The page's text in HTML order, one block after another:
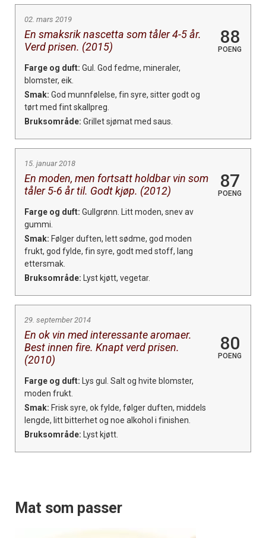
02. mars 2019
En smaksrik nascetta som tåler 4-5 år.
Verd prisen. (2015)
88
POENG
Farge og duft: Gul. God fedme, mineraler,
blomster, eik.
Smak: God munnfølelse, fin syre, sitter godt og
tørt med fint skallpreg.
Bruksområde: Grillet sjømat med saus.
15. januar 2018
En moden, men fortsatt holdbar vin som
tåler 5-6 år til. Godt kjøp. (2012)
87
POENG
Farge og duft: Gullgrønn. Litt moden, snev av
gummi.
Smak: Følger duften, lett sødme, god moden
frukt, god fylde, fin syre, godt med stoff, lang
ettersmak.
Bruksområde: Lyst kjøtt, vegetar.
29. september 2014
En ok vin med interessante aromaer.
Best innen fire. Knapt verd prisen.
(2010)
80
POENG
Farge og duft: Lys gul. Salt og hvite blomster,
moden frukt.
Smak: Frisk syre, ok fylde, følger duften, middels
lengde, litt bitterhet og noe alkohol i finishen.
Bruksområde: Lyst kjøtt.
Mat som passer